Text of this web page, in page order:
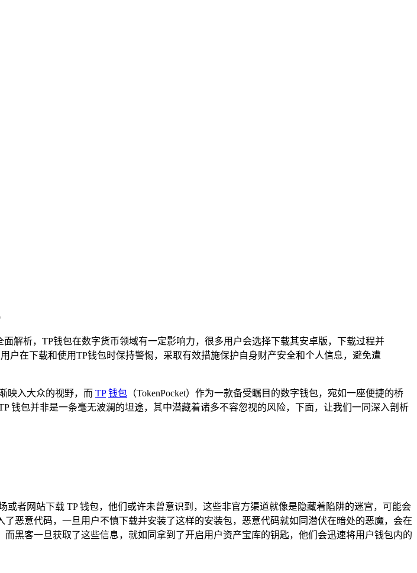
解析，TP钱包在数字货币领域有一定影响力，很多用户会选择下载其安卓版，下载过程并
在下载和使用TP钱包时保持警惕，采取有效措施保护自身财产安全和个人信息，避免遭
映入大众的视野，而 TP 钱包 （TokenPocket）作为一款备受瞩目的数字钱包，宛如一座便捷的桥
钱包并非是一条毫无波澜的坦途，其中潜藏着诸多不容忽视的风险，下面，让我们一同深入剖析
者网站下载 TP 钱包，他们或许未曾意识到，这些非官方渠道就像是隐藏着陷阱的迷宫，可能会
恶意代码，一旦用户不慎下载并安装了这样的安装包，恶意代码就如同潜伏在暗处的恶魔，会在
黑客一旦获取了这些信息，就如同拿到了开启用户资产宝库的钥匙，他们会迅速将用户钱包内的